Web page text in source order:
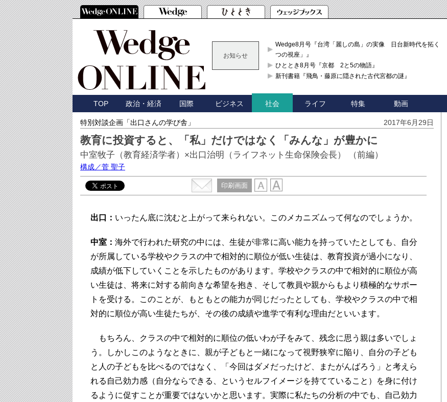
お知らせ
Wedge8月号『台湾「麗しの島」の実像 日台新時代を拓く「3
つの視座」』
ひととき8月号『京都 2と5の物語』
新刊書籍『飛鳥・藤原に隠された古代宮都の謎』
TOP 政治・経済 国際 ビジネス 社会 ライフ 特集 動画
特別対談企画「出口さんの学び舎」 2017年6月29日
教育に投資すると、「私」だけではなく「みんな」が豊かに
中室牧子（教育経済学者）×出口治明（ライフネット生命保険会長） （前編）
構成／菅 聖子
印刷画面
出口： いったん底に沈むと上がって来られない。このメカニズムって何なのでしょうか。
中室： 海外で行われた研究の中には、生徒が非常に高い能力を持っていたとしても、自分
が所属している学校やクラスの中で相対的に順位が低い生徒は、教育投資が過小になり、
成績が低下していくことを示したものがあります。学校やクラスの中で相対的に順位が高
い生徒は、将来に対する前向きな希望を抱き、そして教員や親からもより積極的なサポー
トを受ける。このことが、もともとの能力が同じだったとしても、学校やクラスの中で相
対的に順位が高い生徒たちが、その後の成績や進学で有利な理由だといいます。
もちろん、クラスの中で相対的に順位の低いわが子をみて、残念に思う親は多いでしょ
う。しかしこのようなときに、親が子どもと一緒になって視野狭窄に陥り、自分の子ども
と人の子どもを比べるのではなく、「今回はダメだったけど、またがんばろう」と考えら
れる自己効力感（自分ならできる、というセルフイメージを持てていること）を身に付け
るように促すことが重要ではないかと思います。実際に私たちの分析の中でも、自己効力